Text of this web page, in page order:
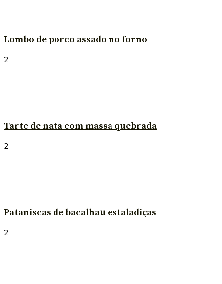
Lombo de porco assado no forno
2
Tarte de nata com massa quebrada
2
Pataniscas de bacalhau estaladiças
2